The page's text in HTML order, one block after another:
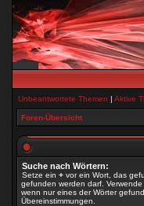
Unbeantwortete Themen | Aktive
Foren-Übersicht
Suche nach Wörtern:
Setze ein + vor ein Wort, das
gefunden werden darf.
wenn nur eines der Wörter
Übereinstimmungen.